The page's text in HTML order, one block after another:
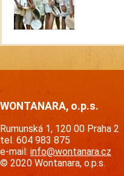
WONTANARA, o.p.s.
Rumunská 1, 120 00 Praha 2
tel. 604 983 875
e-mail: info@wontanara.cz
© 2020 Wontanara, o.p.s.